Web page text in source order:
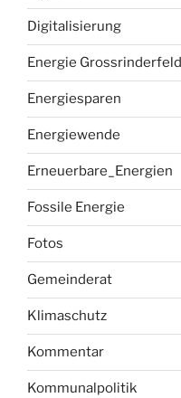
Digitalisierung
Energie Grossrinderfeld
Energiesparen
Energiewende
Erneuerbare_Energien
Fossile Energie
Fotos
Gemeinderat
Klimaschutz
Kommentar
Kommunalpolitik